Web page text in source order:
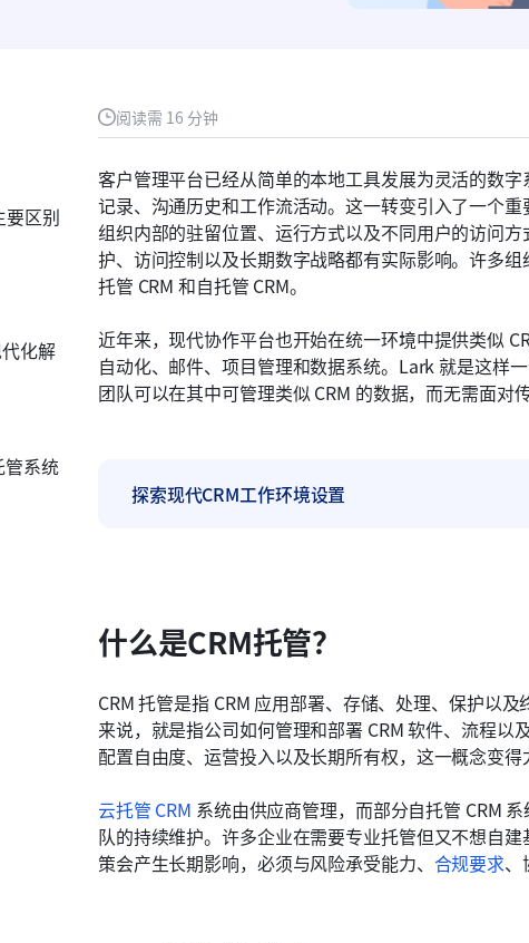
阅读需 16 分钟
客户管理平台已经从简单的本地工具发展为灵活的数
记录、沟通历史和工作流活动。这一转变引入了一个
组织内部的驻留位置、运行方式以及不同用户的访问
护、访问控制以及长期数字战略都有实际影响。许多
托管 CRM 和自托管 CRM。
近年来，现代协作平台也开始在统一环境中提供类似
自动化、邮件、项目管理和数据系统。Lark 就是这样
团队可以在其中可管理类似 CRM 的数据，而无需面对
探索现代CRM工作环境设置
什么是CRM托管？
CRM 托管是指 CRM 应用部署、存储、处理、保护以
来说，就是指公司如何管理和部署 CRM 软件、流程以
配置自由度、运营投入以及长期所有权，这一概念变得
云托管 CRM 系统由供应商管理，而部分自托管 CRM
队的持续维护。许多企业在需要专业托管但又不想自
策会产生长期影响，必须与风险承受能力、 合规要求、
要区别
化解
管系统